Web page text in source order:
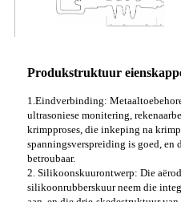
Produkstruktuur
1.Eindverbinding:
ultrasoniese monitering,
krimpproses, die inkeping na
spanningsverspreiding is goed,
betroubaar.
2. Silikoonskuurontwerp: Die
silikoonrubberskuur neem die